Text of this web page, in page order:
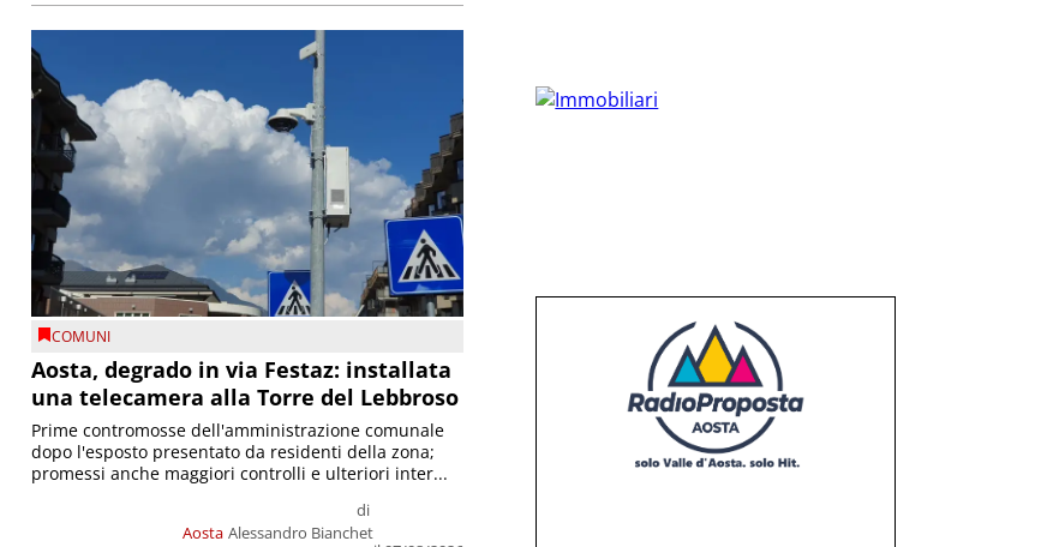
COMUNI
Aosta, degrado in via Festaz: installata
una telecamera alla Torre del Lebbroso
Aosta
di
Alessandro Bianchet
Prime contromosse dell'amministrazione comunale
dopo l'esposto presentato da residenti della zona;
promessi anche maggiori controlli e ulteriori inter...